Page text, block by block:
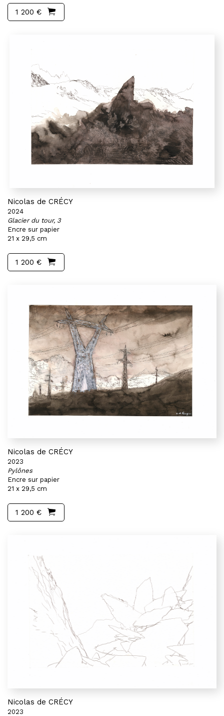
1 200 €
Nicolas de CRÉCY
2024
Glacier du tour, 3
Encre sur papier
21 x 29,5 cm
1 200 €
Nicolas de CRÉCY
2023
Pylônes
Encre sur papier
21 x 29,5 cm
1 200 €
Nicolas de CRÉCY
2023